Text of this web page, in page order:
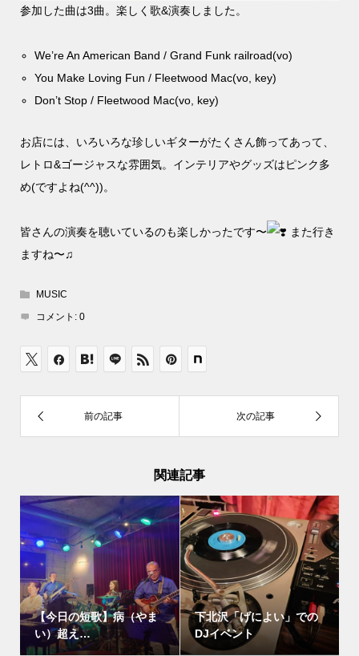
参加した曲は3曲。楽しく歌&演奏しました。
We’re An American Band / Grand Funk railroad(vo)
You Make Loving Fun / Fleetwood Mac(vo, key)
Don’t Stop / Fleetwood Mac(vo, key)
お店には、いろいろな珍しいギターがたくさん飾ってあって、
レトロ&ゴージャスな雰囲気。インテリアやグッズはピンク多
め(ですよね(^^))。
皆さんの演奏を聴いているのも楽しかったです〜
また行き
ますね〜♫
MUSIC
コメント: 0
関連記事
【今日の短歌】病（やま
い）超え…
下北沢「げによい」での
DJイベント